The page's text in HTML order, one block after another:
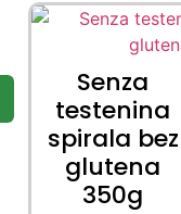
Senza
testenina
spirala bez
glutena
350g